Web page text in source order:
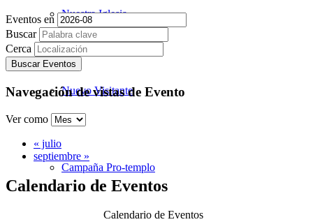
Nuestra Iglesia
Nuevo Visitante
Campaña Pro-templo
Eventos en
Buscar
Cerca
Navegación de vistas de Evento
Ver como
« julio
septiembre »
Calendario de Eventos
Calendario de Eventos